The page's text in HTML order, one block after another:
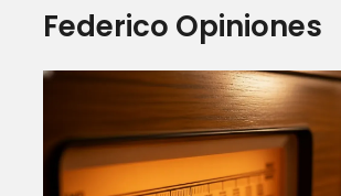
Federico Opiniones